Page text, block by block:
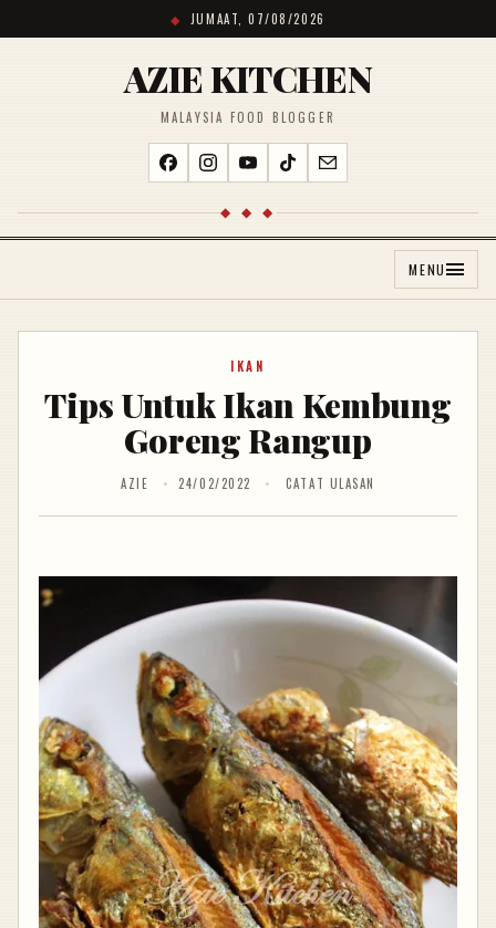
JUMAAT, 07/08/2026
AZIE KITCHEN
MALAYSIA FOOD BLOGGER
◆ ◆ ◆
MENU
IKAN
Tips Untuk Ikan Kembung
Goreng Rangup
AZIE 24/02/2022 CATAT ULASAN